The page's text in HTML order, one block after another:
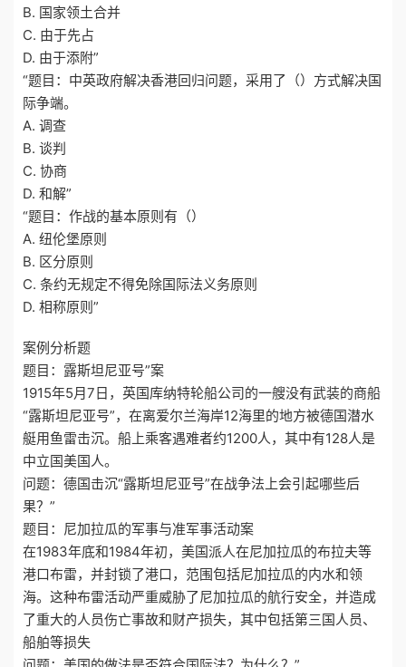
B. 国家领土合并
C. 由于先占
D. 由于添附”
“题目：中英政府解决香港回归问题，采用了（）方式解决国
际争端。
A. 调查
B. 谈判
C. 协商
D. 和解”
“题目：作战的基本原则有（）
A. 纽伦堡原则
B. 区分原则
C. 条约无规定不得免除国际法义务原则
D. 相称原则”
案例分析题
题目：露斯坦尼亚号”案
1915年5月7日，英国库纳特轮船公司的一艘没有武装的商船
“露斯坦尼亚号”，在离爱尔兰海岸12海里的地方被德国潜水
艇用鱼雷击沉。船上乘客遇难者约1200人，其中有128人是
中立国美国人。
问题：德国击沉“露斯坦尼亚号”在战争法上会引起哪些后
果？”
题目：尼加拉瓜的军事与准军事活动案
在1983年底和1984年初，美国派人在尼加拉瓜的布拉夫等
港口布雷，并封锁了港口，范围包括尼加拉瓜的内水和领
海。这种布雷活动严重威胁了尼加拉瓜的航行安全，并造成
了重大的人员伤亡事故和财产损失，其中包括第三国人员、
船舶等损失